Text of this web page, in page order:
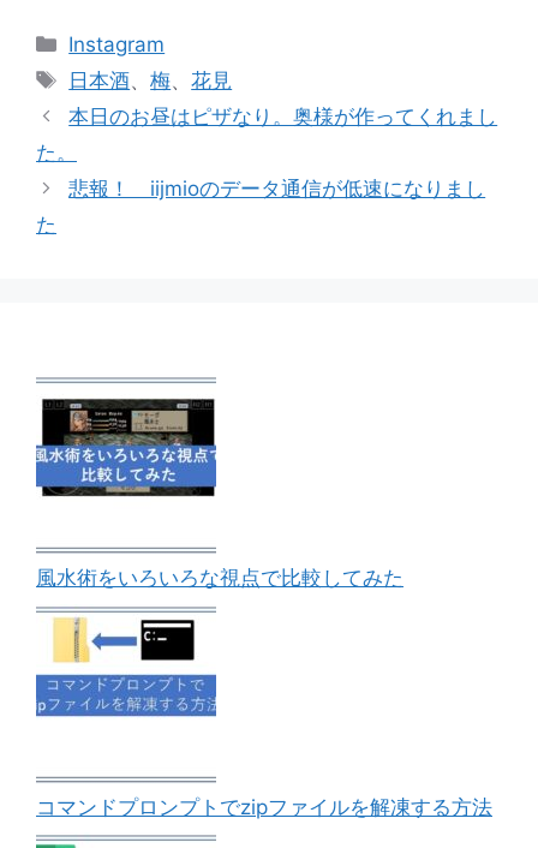
カ
テ
リ
ー
Instagram
タ
グ
日本酒、梅、花見
本日のお昼はピザなり。奥様が作ってくれまし
た。
悲報！ iijmioのデータ通信が低速になりまし
た
風水術をいろいろな視点で比較してみた
コマンドプロンプトでzipファイルを解凍する方法